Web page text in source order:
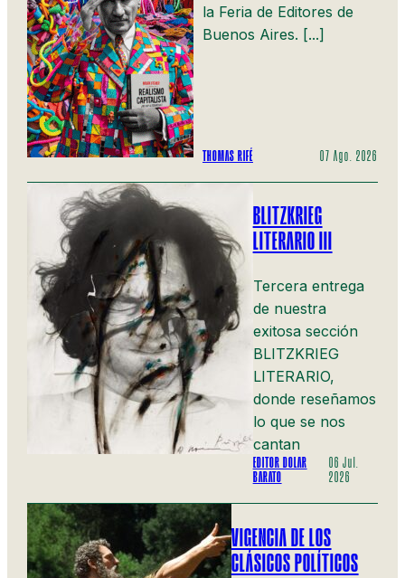
la Feria de Editores de
Buenos Aires. [...]
THOMAS RIFÉ 07 Ago. 2026
BLITZKRIEG
LITERARIO III
Tercera entrega
de nuestra
exitosa sección
BLITZKRIEG
LITERARIO,
donde reseñamos
lo que se nos
cantan
EDITOR DOLAR
BARATO
06 Jul.
2026
VIGENCIA DE LOS
CLÁSICOS POLÍTICOS